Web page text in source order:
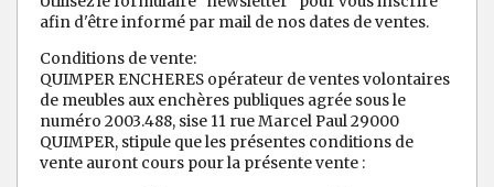
afin d'être informé par mail de nos dates de ventes.
Conditions de vente:
QUIMPER ENCHERES opérateur de ventes volontaires
de meubles aux enchères publiques agrée sous le
numéro 2003.488, sise 11 rue Marcel Paul 29000
QUIMPER, stipule que les présentes conditions de
vente auront cours pour la présente vente :